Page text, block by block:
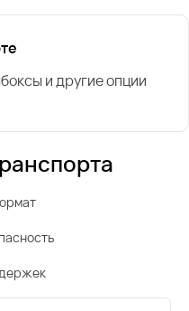
и другие опции